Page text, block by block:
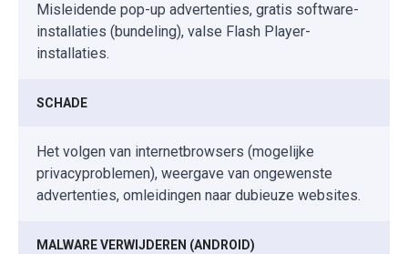
Misleidende pop-up advertenties, gratis software-
installaties (bundeling), valse Flash Player-
installaties.
SCHADE
Het volgen van internetbrowsers (mogelijke
privacyproblemen), weergave van ongewenste
advertenties, omleidingen naar dubieuze websites.
MALWARE VERWIJDEREN (ANDROID)